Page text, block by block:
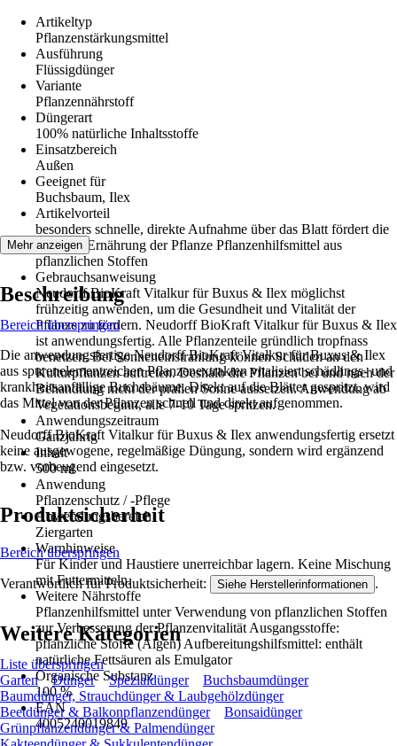
Artikeltyp
Pflanzenstärkungsmittel
Ausführung
Flüssigdünger
Variante
Pflanzennährstoff
Düngerart
100% natürliche Inhaltsstoffe
Einsatzbereich
Außen
Geeignet für
Buchsbaum, Ilex
Artikelvorteil
besonders schnelle, direkte Aufnahme über das Blatt fördert die
optimale Ernährung der Pflanze Pflanzenhilfsmittel aus
pflanzlichen Stoffen
Gebrauchsanweisung
Neudorff BioKraft Vitalkur für Buxus & Ilex möglichst
frühzeitig anwenden, um die Gesundheit und Vitalität der
Pflanze zu fördern. Neudorff BioKraft Vitalkur für Buxus & Ilex
ist anwendungsfertig. Alle Pflanzenteile gründlich tropfnass
benetzen. Bei Sonneneinstrahlung können Schäden an den
Kulturpflanzen auftreten. Deshalb die Pflanzen bei und nach der
Behandlung nicht der prallen Sonne aussetzen. Anwendung ab
Vegetationsbeginn, alle 7-10 Tage spritzen.
Anwendungszeitraum
Ganzjährig
Inhalt
500 ml
Anwendung
Pflanzenschutz / -Pflege
Anwendungsbereich
Ziergarten
Warnhinweise
Für Kinder und Haustiere unerreichbar lagern. Keine Mischung
mit Futtermitteln.
Weitere Nährstoffe
Pflanzenhilfsmittel unter Verwendung von pflanzlichen Stoffen
zur Verbesserung der Pflanzenvitalität Ausgangsstoffe:
pflanzliche Stoffe (Algen) Aufbereitungshilfsmittel: enthält
natürliche Fettsäuren als Emulgator
Organische Substanz
100 %
EAN
4005240019849
Mehr anzeigen
Beschreibung
Bereich überspringen
Die anwendungsfertige Neudorff BioKraft Vitalkur für Buxus & Ilex
aus spurenelementreichen Pflanzenextrakten vitalisiert schädlings- und
krankheitsanfällige Buchsbäume. Direkt auf die Blätter gespritzt, wird
das Mittel von der Pflanzen schnell und direkt aufgenommen.
Neudorff BioKraft Vitalkur für Buxus & Ilex anwendungsfertig ersetzt
keine ausgewogene, regelmäßige Düngung, sondern wird ergänzend
bzw. vorbeugend eingesetzt.
Produktsicherheit
Bereich überspringen
Verantwortlich für Produktsicherheit: Siehe Herstellerinformationen .
Weitere Kategorien
Liste überspringen
Garten
Dünger Spezialdünger
Buchsbaumdünger
Baumdünger, Strauchdünger & Laubgehölzdünger
Beetdünger & Balkonpflanzendünger
Bonsaidünger
Grünpflanzendünger & Palmendünger